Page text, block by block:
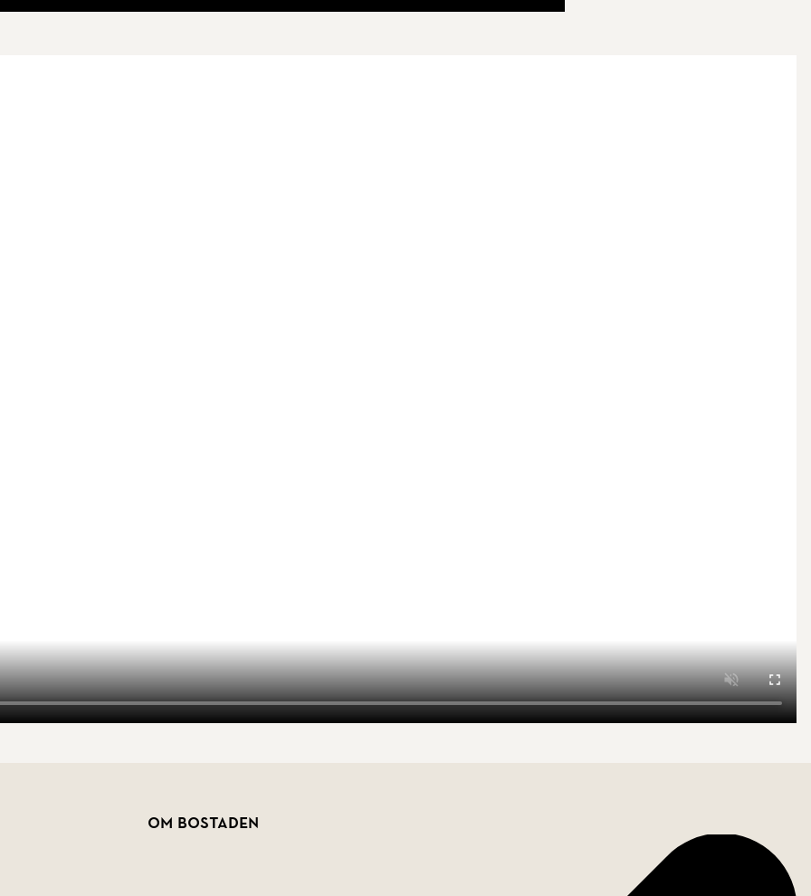
Om bostaden